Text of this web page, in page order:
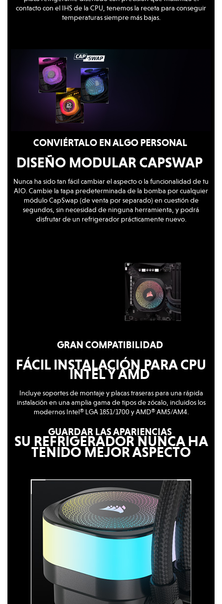
contacto con el IHS de la CPU, tenemos la receta para conseguir
temperaturas siempre más bajas.
CONVIÉRTALO EN ALGO PERSONAL
DISEÑO MODULAR CAPSWAP
Nunca ha sido tan fácil cambiar el aspecto o la funcionalidad de tu
AIO. Cambie la tapa predeterminada de la bomba por cualquier
módulo CapSwap (de venta por separado) en cuestión de
segundos, sin necesidad de ninguna herramienta, y podrá
disfrutar de un refrigerador prácticamente nuevo.
GRAN COMPATIBILIDAD
FÁCIL INSTALACIÓN PARA CPU
INTEL Y AMD
Incluye soportes de montaje y placas traseras para una rápida
instalación en una amplia gama de tipos de zócalo, incluidos los
modernos Intel® LGA 1851/1700 y AMD® AM5/AM4.
GUARDAR LAS APARIENCIAS
SU REFRIGERADOR NUNCA HA
TENIDO MEJOR ASPECTO